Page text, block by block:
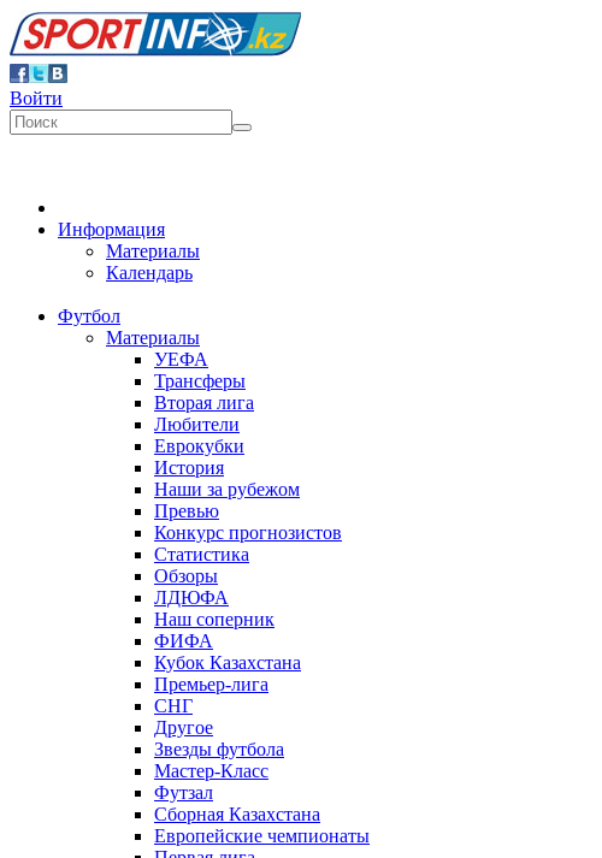
Войти
Информация
Материалы
Календарь
Футбол
Материалы
УЕФА
Трансферы
Вторая лига
Любители
Еврокубки
История
Наши за рубежом
Превью
Конкурс прогнозистов
Статистика
Обзоры
ЛДЮФА
Наш соперник
ФИФА
Кубок Казахстана
Премьер-лига
СНГ
Другое
Звезды футбола
Мастер-Класс
Футзал
Сборная Казахстана
Европейские чемпионаты